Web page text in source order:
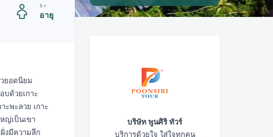
5+
อายุ
ยอดนิยม
บด้วยเกาะ
ะพะลวย เกาะ
ญ่เป็นเขา
งมีความลึก
บริษัท พูนศิริ ทัวร์
บริการด้วยใจ ใส่ใจทุกคน